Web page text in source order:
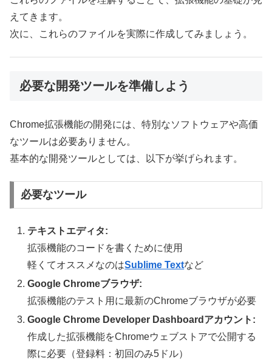
えてきます。
次に、これらのファイルを実際に作成してみましょう。
必要な開発ツールを準備しよう
Chrome拡張機能の開発には、特別なソフトウェアや高価
なツールは必要ありません。
基本的な開発ツールとしては、以下が挙げられます。
必要なツール
テキストエディタ:
拡張機能のコードを書くために使用
軽くてオススメなのはSublime Textなど
Google Chromeブラウザ:
拡張機能のテスト用に最新のChromeブラウザが必要
Google Chrome Developer Dashboardアカウント:
作成した拡張機能をChromeウェブストアで公開する
際に必要（登録料：初回のみ5ドル）